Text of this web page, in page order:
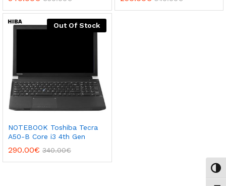
Out Of Stock
NOTEBOOK Toshiba Tecra
A50-B Core i3 4th Gen
290.00€ 340.00€